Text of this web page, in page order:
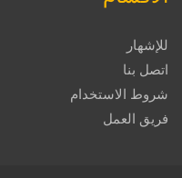
للإشهار
اتصل بنا
شروط الاستخدام
فريق العمل